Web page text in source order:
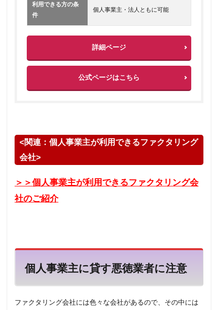
利用できる方の条
件
個人事業主・法人ともに可能
詳細ページ
公式ページはこちら
<関連：個人事業主が利用できるファクタリング
会社>
＞＞個人事業主が利用できるファクタリング会
社のご紹介
個人事業主に貸す悪徳業者に注意
ファクタリング会社には色々な会社があるので、その中には